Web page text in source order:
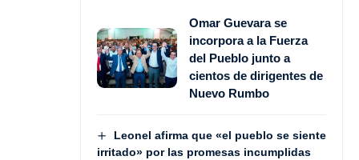
Omar Guevara se
incorpora a la Fuerza
del Pueblo junto a
cientos de dirigentes de
Nuevo Rumbo
Leonel afirma que «el pueblo se siente
irritado» por las promesas incumplidas